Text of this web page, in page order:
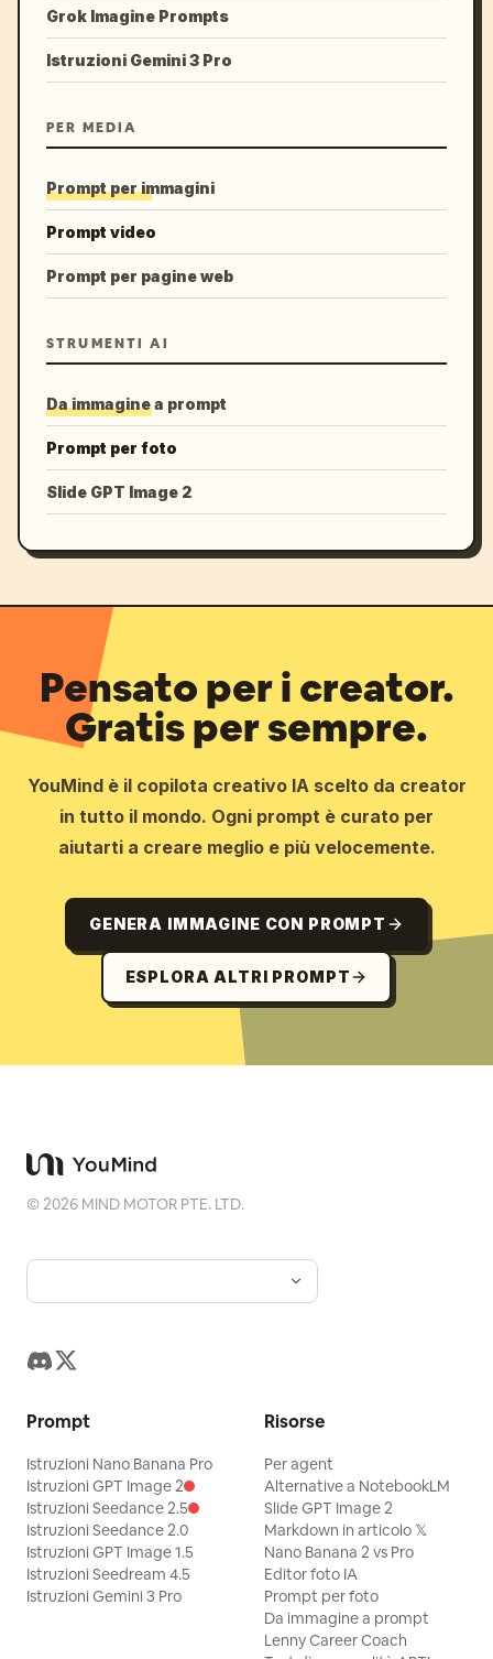
Grok Imagine Prompts
Istruzioni Gemini 3 Pro
PER MEDIA
Prompt per immagini
Prompt video
Prompt per pagine web
STRUMENTI AI
Da immagine a prompt
Prompt per foto
Slide GPT Image 2
Pensato per i creator.
Gratis per sempre.
YouMind è il copilota creativo IA scelto da creator
in tutto il mondo. Ogni prompt è curato per
aiutarti a creare meglio e più velocemente.
GENERA IMMAGINE CON PROMPT
ESPLORA ALTRI PROMPT
©2026 MIND MOTOR PTE. LTD.
Prompt
Istruzioni Nano Banana Pro
Istruzioni GPT Image 2
Istruzioni Seedance 2.5
Istruzioni Seedance 2.0
Istruzioni GPT Image 1.5
Istruzioni Seedream 4.5
Istruzioni Gemini 3 Pro
Risorse
Per agent
Alternative a NotebookLM
Slide GPT Image 2
Markdown in articolo 𝕏
Nano Banana 2 vs Pro
Editor foto IA
Prompt per foto
Da immagine a prompt
Lenny Career Coach